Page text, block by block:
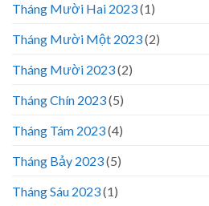
Tháng Mười Hai 2023(1)
Tháng Mười Một 2023(2)
Tháng Mười 2023(2)
Tháng Chín 2023(5)
Tháng Tám 2023(4)
Tháng Bảy 2023(5)
Tháng Sáu 2023(1)